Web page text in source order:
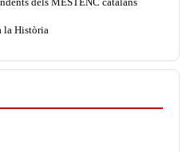
la Història